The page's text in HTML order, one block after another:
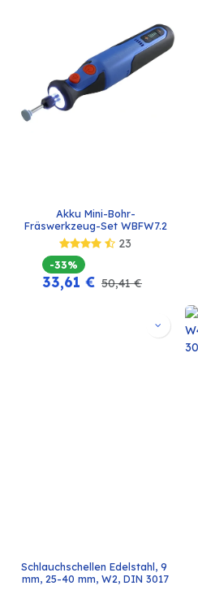
Akku Mini-Bohr-
Fräswerkzeug-Set WBFW7.2
23
-33%
33,61 € 50,41€
Schlauchschellen Edelstahl, 9
mm, 25-40 mm, W2, DIN 3017